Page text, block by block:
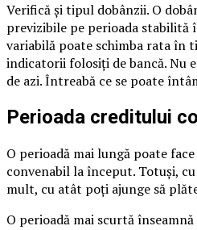
Verifică și tipul dobânzii. O
previzibile pe perioada stabilită
variabilă poate schimba rata în
indicatorii folosiți de bancă. Nu
de azi. Întreabă ce se poate
Perioada creditului
O perioadă mai lungă poate
convenabil la început. Totuși,
mult, cu atât poți ajunge să
O perioadă mai scurtă